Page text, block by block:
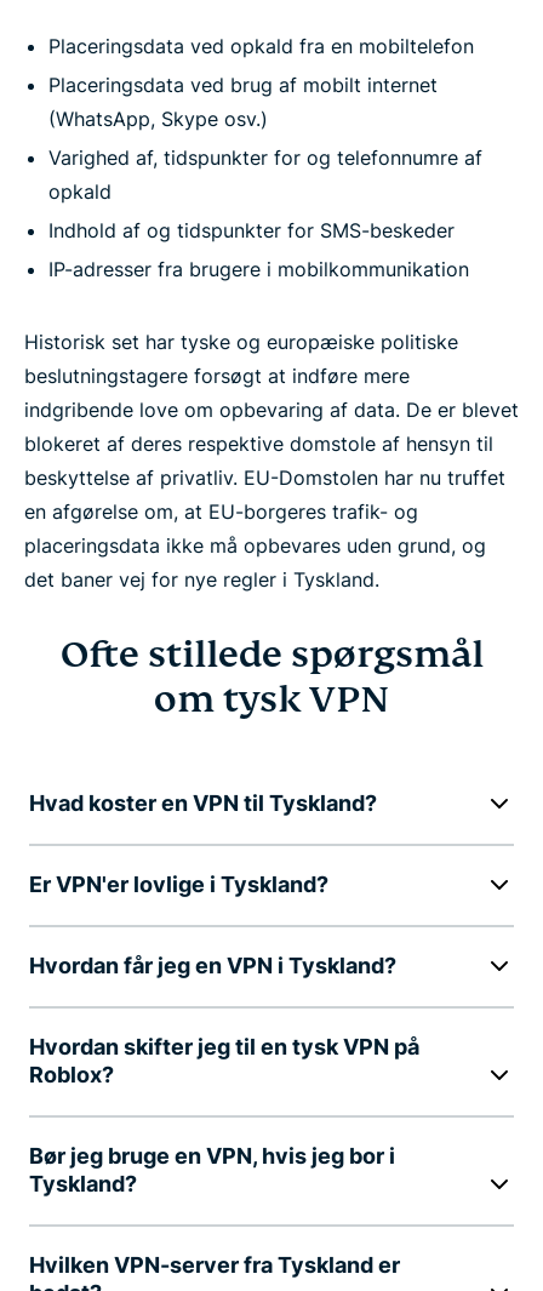
Placeringsdata ved opkald fra en mobiltelefon
Placeringsdata ved brug af mobilt internet
(WhatsApp, Skype osv.)
Varighed af, tidspunkter for og telefonnumre af
opkald
Indhold af og tidspunkter for SMS-beskeder
IP-adresser fra brugere i mobilkommunikation
Historisk set har tyske og europæiske politiske
beslutningstagere forsøgt at indføre mere
indgribende love om opbevaring af data. De er blevet
blokeret af deres respektive domstole af hensyn til
beskyttelse af privatliv. EU-Domstolen har nu truffet
en afgørelse om, at EU-borgeres trafik- og
placeringsdata ikke må opbevares uden grund, og
det baner vej for nye regler i Tyskland.
Ofte stillede spørgsmål
om tysk VPN
Hvad koster en VPN til Tyskland?
Er VPN'er lovlige i Tyskland?
Hvordan får jeg en VPN i Tyskland?
Hvordan skifter jeg til en tysk VPN på
Roblox?
Bør jeg bruge en VPN, hvis jeg bor i
Tyskland?
Hvilken VPN-server fra Tyskland er